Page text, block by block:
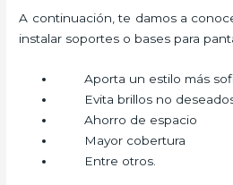
A continuación, te damos a
instalar soportes o bases para
Aporta un estilo más
Evita brillos no
Ahorro de espacio
Mayor cobertura
Entre otros.